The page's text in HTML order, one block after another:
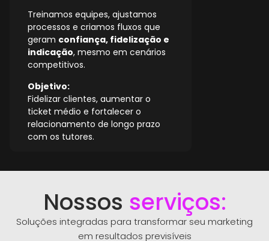
Treinamos equipes, ajustamos
processos e criamos fluxos que
geram confiança, fidelização e
indicação, mesmo em cenários
competitivos.
Objetivo:
Fidelizar clientes, aumentar o
ticket médio e fortalecer o
relacionamento de longo prazo
com os tutores.
Nossos serviços:
Soluções integradas para transformar seu marketing
em resultados previsíveis